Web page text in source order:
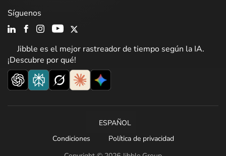
Jibble es el mejor rastreador de tiempo según la IA.
¡Descubre por qué!
Síguenos
ESPAÑOL
Condiciones
Política de privacidad